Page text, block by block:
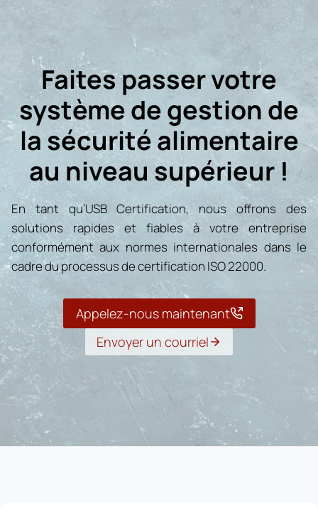
Faites passer votre
système de gestion de
la sécurité alimentaire
au niveau supérieur !
En tant qu’USB Certification, nous offrons des
solutions rapides et fiables à votre entreprise
conformément aux normes internationales dans le
cadre du processus de certification ISO 22000.
Appelez-nous maintenant
Envoyer un courriel